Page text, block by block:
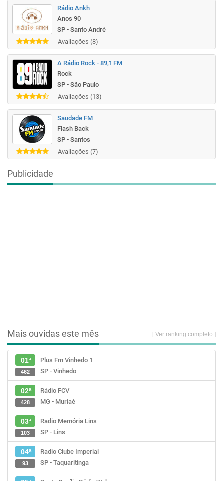
Rádio Ankh
Anos 90
SP - Santo André
Avaliações (8)
A Rádio Rock - 89,1 FM
Rock
SP - São Paulo
Avaliações (13)
Saudade FM
Flash Back
SP - Santos
Avaliações (7)
Publicidade
Mais ouvidas este mês [ Ver ranking completo ]
01ª
Plus Fm Vinhedo 1
SP - Vinhedo
462
02ª
Rádio FCV
MG - Muriaé
428
03ª
Radio Memória Lins
SP - Lins
103
04ª
Radio Clube Imperial
SP - Taquaritinga
93